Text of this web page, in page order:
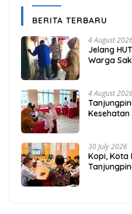
BERITA TERBARU
4 August
Jelang
Warga
4 August
Kesehatan
30 July 2026
Kopi, Kota